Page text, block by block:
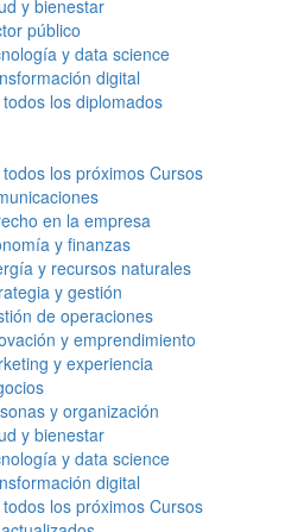
y bienestar
público
y data science
digital
todos los diplomados
todos los próximos Cursos
en la empresa
y finanzas
y recursos naturales
y gestión
de operaciones
y emprendimiento
y experiencia
y organización
y bienestar
y data science
digital
todos los próximos Cursos